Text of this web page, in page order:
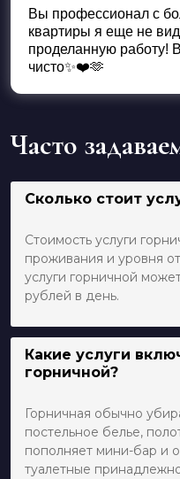
Вы профессионал с
квартиры я еще не
проделанную работу!
чисто✨❤️🫶
Часто
Сколько стоит
Стоимость услуги
проживания и уровня
услуги горничной
рублей в день.
Какие услуги
горничной?
Горничная обычно
постельное белье,
пополняет мини-бар и
туалетные